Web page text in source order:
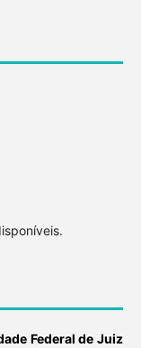
Federal de Juiz